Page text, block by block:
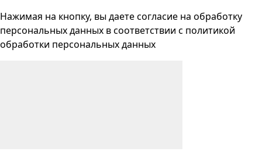
Нажимая на кнопку, вы даете согласие на обработку
персональных данных в соответствии с политикой
обработки персональных данных